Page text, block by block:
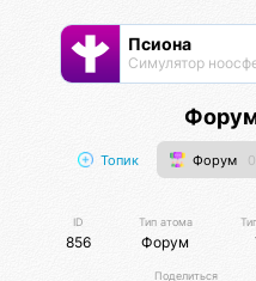
Псиона
Топик Форум 0
ID
856
Тип атома
Форум
Поделиться